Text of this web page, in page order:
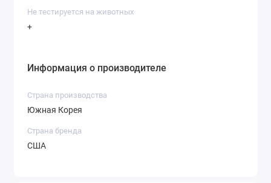
Не тестируется на животных
+
Информация о производителе
Страна производства
Южная Корея
Страна бренда
США